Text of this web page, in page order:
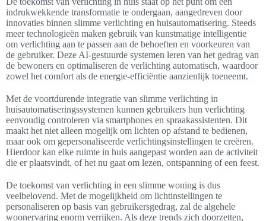
indrukwekkende transformatie te ondergaan, aangedreven door
innovaties binnen slimme verlichting en huisautomatisering. Steeds
meer technologieën maken gebruik van kunstmatige intelligentie
om verlichting aan te passen aan de behoeften en voorkeuren van
de gebruiker. Deze AI-gestuurde systemen leren van het gedrag van
de bewoners en optimaliseren de verlichting automatisch, waardoor
zowel het comfort als de energie-efficiëntie aanzienlijk toeneemt.
Met de voortdurende integratie van slimme verlichting in
huisautomatiseringssystemen kunnen gebruikers hun verlichting
eenvoudig controleren via smartphones en spraakassistenten. Dit
maakt het niet alleen mogelijk om lichten op afstand te bedienen,
maar ook om gepersonaliseerde verlichtingsinstellingen te creëren.
Hierdoor kan elke ruimte in huis aangepast worden aan de activiteit
die er plaatsvindt, of het nu gaat om lezen, ontspanning of een feest.
De toekomst van verlichting in een slimme woning is dus
veelbelovend. Met de mogelijkheid om lichtinstellingen te
personaliseren op basis van gebruikersgedrag, zal de algehele
woonervaring enorm verrijken. Als deze trends zich doorzetten,